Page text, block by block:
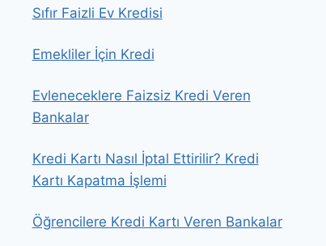
Sıfır Faizli Ev Kredisi
Emekliler İçin Kredi
Evleneceklere Faizsiz Kredi Veren
Bankalar
Kredi Kartı Nasıl İptal Ettirilir? Kredi
Kartı Kapatma İşlemi
Öğrencilere Kredi Kartı Veren Bankalar